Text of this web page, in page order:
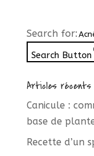
Search for:
Search Button
Articles récents
Canicule :
base de
Recette d’un